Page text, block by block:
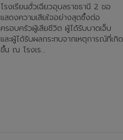
โรงเรียนฮั่วเฉียวอุบลราชธานี 2 ขอ
แสดงความเสียใจอย่างสุดซึ้งต่อ
ครอบครัวผู้เสียชีวิต ผู้ได้รับบาดเจ็บ
และผู้ได้รับผลกระทบจากเหตุการณ์ที่เกิด
ขึ้น ณ โรงเร...